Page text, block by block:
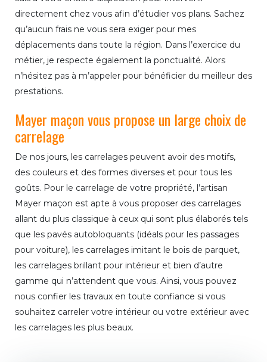
directement chez vous afin d’étudier vos plans. Sachez
qu’aucun frais ne vous sera exiger pour mes
déplacements dans toute la région. Dans l’exercice du
métier, je respecte également la ponctualité. Alors
n’hésitez pas à m’appeler pour bénéficier du meilleur des
prestations.
Mayer maçon vous propose un large choix de
carrelage
De nos jours, les carrelages peuvent avoir des motifs,
des couleurs et des formes diverses et pour tous les
goûts. Pour le carrelage de votre propriété, l’artisan
Mayer maçon est apte à vous proposer des carrelages
allant du plus classique à ceux qui sont plus élaborés tels
que les pavés autobloquants (idéals pour les passages
pour voiture), les carrelages imitant le bois de parquet,
les carrelages brillant pour intérieur et bien d’autre
gamme qui n’attendent que vous. Ainsi, vous pouvez
nous confier les travaux en toute confiance si vous
souhaitez carreler votre intérieur ou votre extérieur avec
les carrelages les plus beaux.